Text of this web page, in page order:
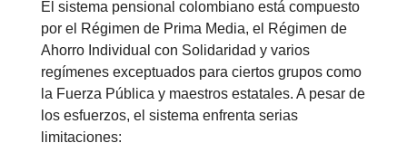
El sistema pensional colombiano está compuesto
por el Régimen de Prima Media, el Régimen de
Ahorro Individual con Solidaridad y varios
regímenes exceptuados para ciertos grupos como
la Fuerza Pública y maestros estatales. A pesar de
los esfuerzos, el sistema enfrenta serias
limitaciones: